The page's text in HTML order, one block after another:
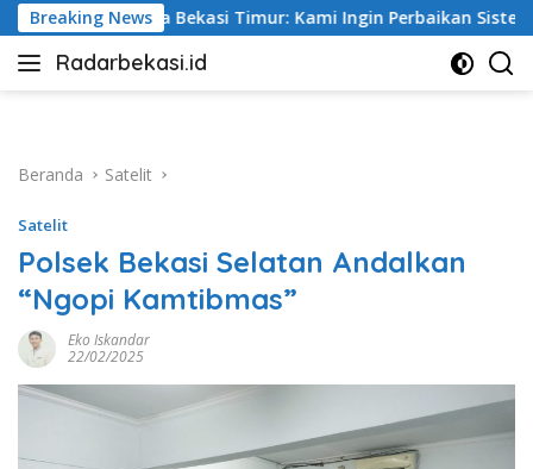
Langsung
ke
konten
Breaking News
Kami Ingin Perbaikan Sistem Keselamatan Lebih Dulu
Radarbekasi.id
Berita
Beranda
Satelit
Satelit
Polsek Bekasi Selatan Andalkan
“Ngopi Kamtibmas”
Eko Iskandar
22/02/2025